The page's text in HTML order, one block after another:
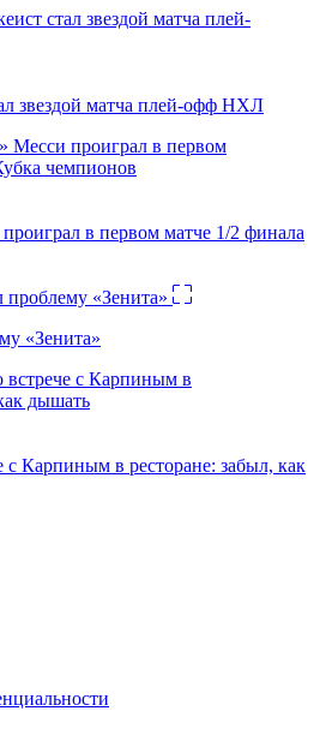
звездой матча плей-офф НХЛ
в первом матче 1/2 финала
«Зенита»
с Карпиным в ресторане: забыл, как